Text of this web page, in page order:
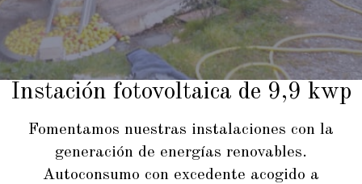
Instación fotovoltaica de 9,9 kwp
Fomentamos nuestras instalaciones con la
generación de energías renovables.
Autoconsumo con excedente acogido a